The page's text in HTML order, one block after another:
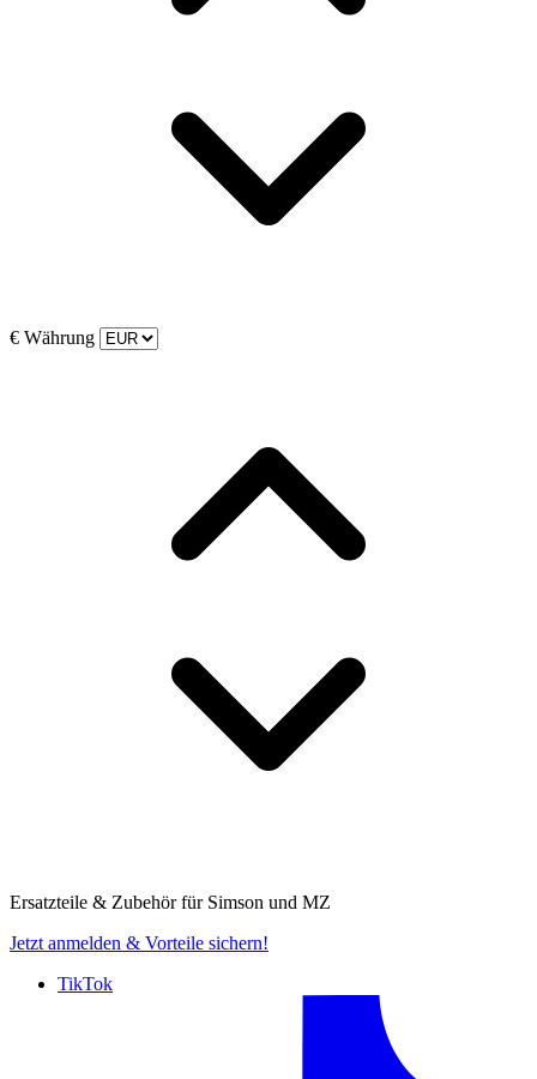
€ Währung
Ersatzteile & Zubehör für Simson und MZ
Jetzt anmelden & Vorteile sichern!
TikTok